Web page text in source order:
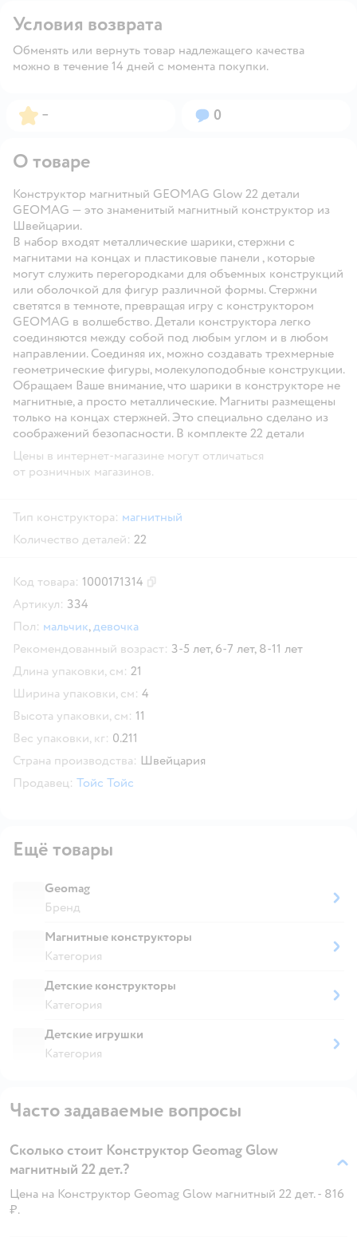
Условия возврата
Обменять или вернуть товар надлежащего качества
можно в течение 14 дней с момента покупки.
Рейтинг:
– Вопросов:
0
О товаре
Конструктор магнитный GEOMAG Glow 22 детали
GEOMAG — это знаменитый магнитный конструктор из
Швейцарии.
В набор входят металлические шарики, стержни с
магнитами на концах и пластиковые панели , которые
могут служить перегородками для объемных конструкций
или оболочкой для фигур различной формы. Стержни
светятся в темноте, превращая игру с конструктором
GEOMAG в волшебство. Детали конструктора легко
соединяются между собой под любым углом и в любом
направлении. Соединяя их, можно создавать трехмерные
геометрические фигуры, молекулоподобные конструкции.
Обращаем Ваше внимание, что шарики в конструкторе не
магнитные, а просто металлические. Магниты размещены
только на концах стержней. Это специально сделано из
соображений безопасности. В комплекте 22 детали
Цены в интернет-магазине могут отличаться
от розничных магазинов.
Тип конструктора: магнитный
Количество деталей: 22
Код товара: 1000171314
Артикул: 334
Пол: мальчик,девочка
Рекомендованный возраст: 3-5 лет, 6-7 лет, 8-11 лет
Длина упаковки, см: 21
Ширина упаковки, см: 4
Высота упаковки, см: 11
Вес упаковки, кг: 0.211
Страна производства: Швейцария
Продавец: Тойс Тойс
Ещё товары
Geomag
Бренд
Магнитные конструкторы
Категория
Детские конструкторы
Категория
Детские игрушки
Категория
Часто задаваемые вопросы
Сколько стоит Конструктор Geomag Glow
магнитный 22 дет.?
Цена на Конструктор Geomag Glow магнитный 22 дет. - 816
₽.